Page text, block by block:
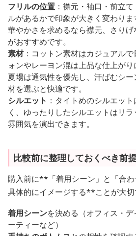
フリルの位置 ：襟元・袖口・前立
ルがあるかで印象が大きく変わりま
華やかさを求めるなら襟元、さり
がおすすめです。
素材：コットン素材はカジュアル
ォンやレーヨン混は上品な仕上がり
夏場は通気性を優先し、汗ばむシ
材を選ぶと快適です。
シルエット ：タイトめのシルエッ
く、ゆったりしたシルエットはリ
雰囲気を演出できます。
比較前に整理しておくべき前
購入前に**「着用シーン」と「合
具体的にイメージする**ことが大切
着用シーンを決める（オフィス・
ーティーなど）